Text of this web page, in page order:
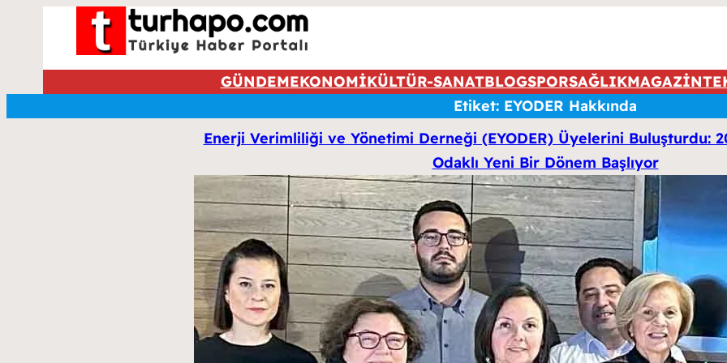
GÜNDEMEKONOMİKÜLTÜR-SANATBLOGSPORSAĞLIKMAGAZİN
Etiket: EYODER Hakkında
Enerji Verimliliği ve Yönetimi Derneği (EYODER) Üyelerini Buluşturdu:
Odaklı Yeni Bir Dönem Başlıyor